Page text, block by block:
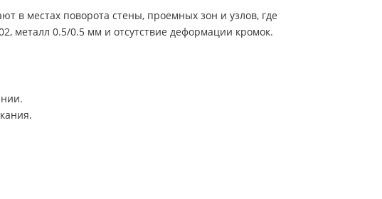
в местах поворота стены, проемных зон и узлов, где
металл 0.5/0.5 мм и отсутствие деформации кромок.